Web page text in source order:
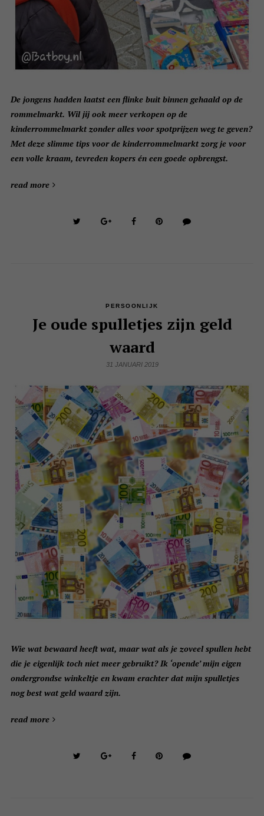
De jongens hadden laatst een flinke buit binnen gehaald op de
rommelmarkt. Wil jij ook meer verkopen op de
kinderrommelmarkt zonder alles voor spotprijzen weg te geven?
Met deze slimme tips voor de kinderrommelmarkt zorg je voor
een volle kraam, tevreden kopers én een goede opbrengst.
read more
PERSOONLIJK
Je oude spulletjes zijn geld
waard
31 JANUARI 2019
Wie wat bewaard heeft wat, maar wat als je zoveel spullen hebt
die je eigenlijk toch niet meer gebruikt? Ik ‘opende’ mijn eigen
ondergrondse winkeltje en kwam erachter dat mijn spulletjes
nog best wat geld waard zijn.
read more